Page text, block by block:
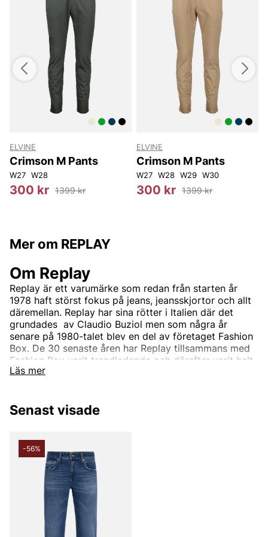
ELVINE
Crimson M Pants
W27 W28
300 kr 1399 kr
ELVINE
Crimson M Pants
W27 W28 W29 W30
300 kr 1399 kr
Mer om REPLAY
Läs mer
Om Replay
Replay är ett varumärke som redan från starten år
1978 haft störst fokus på jeans, jeansskjortor och allt
däremellan. Replay har sina rötter i Italien där det
grundades av Claudio Buziol men som några år
senare på 1980-talet blev en del av företaget Fashion
Box. De 30 senaste åren har Replay tillsammans med
Fashion Box varit trendledande och därefter varit helt
synonymt med hög standard och god kvalite. Detta
hos flertalet återförsäljare varje dag.
Utmärkt kvalite, karaktäristisk italiensk design och
innovativ stil. Dessa pelare har tagit märket till den
framgång den har idag med sin ungdomliga och
moderna stil som erbjudar trendiga, moderiktiga och
lättbärda kläder till hela familjen.
Mer om Replays sortiment
Med sina rötter i Italien som i många år kommit att bli
något av modevärldens centrum är det inte konstigt
Senast visade
-56%